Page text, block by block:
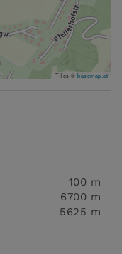
Tiles © basemap.at
100 m
6700 m
5625 m